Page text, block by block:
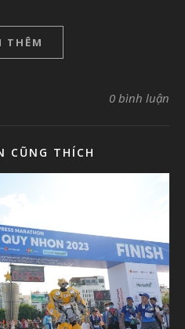
THÊM
0 bình luận
CŨNG THÍCH